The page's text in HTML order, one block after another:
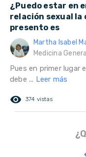
¿Puedo estar en
relación sexual
presento es
Martha Isabel
Medicina General
Pues en primer lugar
debe ... Leer más
remove_red_eye 374 vistas